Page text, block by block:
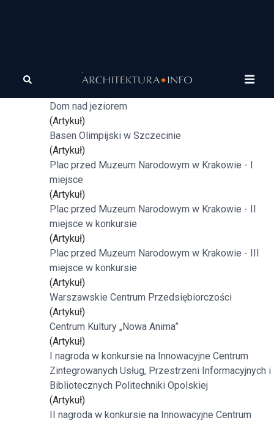
architektura
Kampus Politechniki Świętokrzyskiej - II nagroda
Dom nad jeziorem
(Artykuł)
Basen Olimpijski w Szczecinie
(Artykuł)
Plac przed Muzeum Narodowym w Krakowie - I
miejsce
(Artykuł)
Plac przed Muzeum Narodowym w Krakowie - II
miejsce w konkursie
(Artykuł)
Plac przed Muzeum Narodowym w Krakowie - III
miejsce w konkursie
(Artykuł)
Warszawskie Centrum Przedsiębiorczości
(Artykuł)
Centrum Kultury „Nowa Anima”
(Artykuł)
I nagroda w konkursie na Innowacyjne Centrum
Zintegrowanych Usług, Przestrzeni Informacyjnych i
Bibliotecznych Politechniki Opolskiej
(Artykuł)
II nagroda w konkursie na Innowacyjne Centrum